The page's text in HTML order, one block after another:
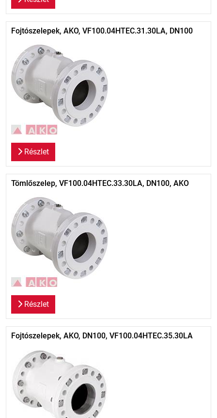
Fojtószelepek, AKO, VF100.04HTEC.31.30LA, DN100
Részlet
Tömlőszelep, VF100.04HTEC.33.30LA, DN100, AKO
Részlet
Fojtószelepek, AKO, DN100, VF100.04HTEC.35.30LA